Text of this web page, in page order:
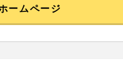
ームページ